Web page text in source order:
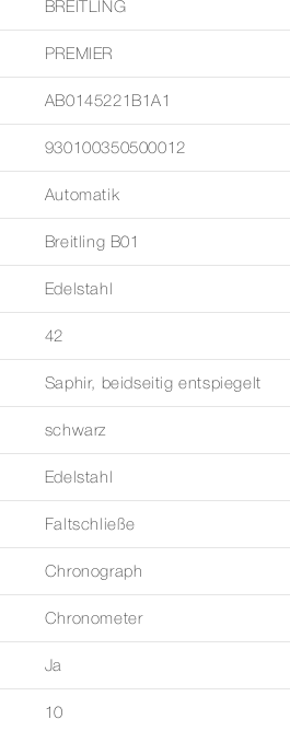
BREITLING
PREMIER
AB0145221B1A1
930100350500012
Automatik
Breitling B01
Edelstahl
42
Saphir, beidseitig entspiegelt
schwarz
Edelstahl
Faltschließe
Chronograph
Chronometer
Ja
10